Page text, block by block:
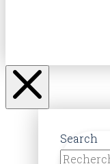
Search